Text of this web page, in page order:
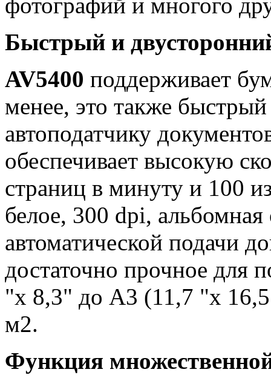
Быстрый и
AV5400 поддерживает
менее, это также быстрый
автоподатчику
обеспечивает высокую
страниц в минуту и ​​100
белое, 300 dpi,
автоматической подачи
достаточно прочное для
"x 8,3" до A3 (11,7 "x
м2.
Функция